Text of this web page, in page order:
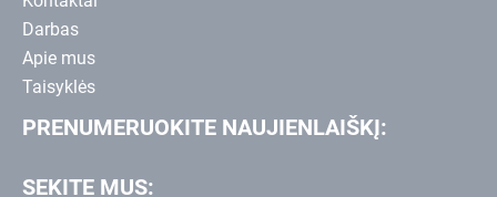
Darbas
Apie mus
Taisyklės
PRENUMERUOKITE NAUJIENLAIŠKĮ:
SEKITE MUS: